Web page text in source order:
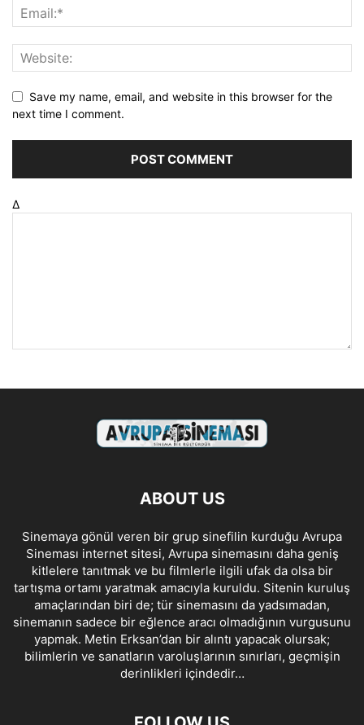
Save my name, email, and website in this browser for the
next time I comment.
Δ
ABOUT US
Sinemaya gönül veren bir grup sinefilin kurduğu Avrupa
Sineması internet sitesi, Avrupa sinemasını daha geniş
kitlelere tanıtmak ve bu filmlerle ilgili ufak da olsa bir
tartışma ortamı yaratmak amacıyla kuruldu. Sitenin kuruluş
amaçlarından biri de; tür sinemasını da yadsımadan,
sinemanın sadece bir eğlence aracı olmadığının vurgusunu
yapmak. Metin Erksan’dan bir alıntı yapacak olursak;
bilimlerin ve sanatların varoluşlarının sınırları, geçmişin
derinlikleri içindedir…